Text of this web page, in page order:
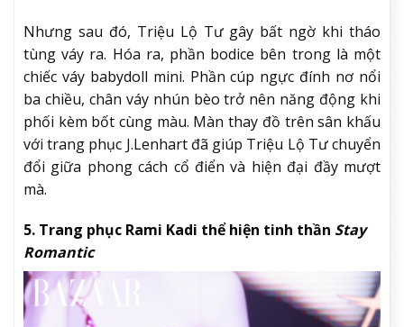
Nhưng sau đó, Triệu Lộ Tư gây bất ngờ khi tháo
tùng váy ra. Hóa ra, phần bodice bên trong là một
chiếc váy babydoll mini. Phần cúp ngực đính nơ nổi
ba chiều, chân váy nhún bèo trở nên năng động khi
phối kèm bốt cùng màu. Màn thay đồ trên sân khấu
với trang phục J.Lenhart đã giúp Triệu Lộ Tư chuyển
đổi giữa phong cách cổ điển và hiện đại đầy mượt
mà.
5. Trang phục Rami Kadi thể hiện tinh thần Stay
Romantic